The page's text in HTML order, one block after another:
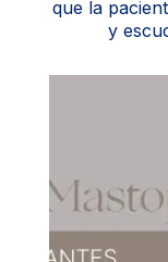
que la
y